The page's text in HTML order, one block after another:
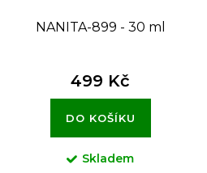
NANITA-899 - 30 ml
499 Kč
DO KOŠÍKU
Skladem